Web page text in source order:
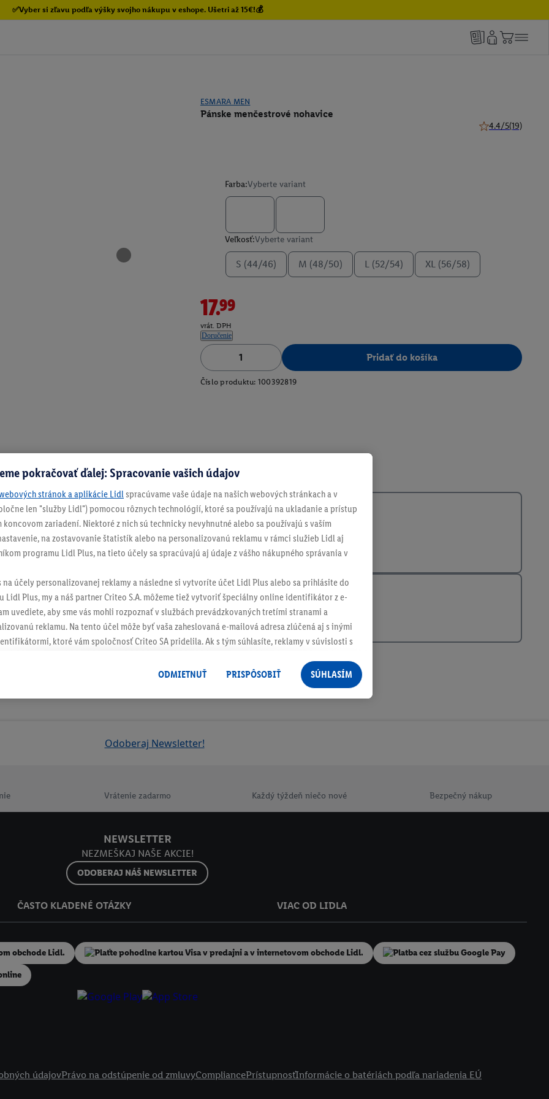
✅Vyber si zľavu podľa výšky svojho nákupu v eshope. Ušetri až 15€!💰
ESMARA MEN
Pánske menčestrové nohavice
4.4/5(19)
Farba:Vyberte variant
Veľkosť:Vyberte variant
S (44/46) M (48/50) L (52/54) XL (56/58)
17.99
vrát. DPH
Doručenie
Pridať do košíka
Číslo produktu: 100392819
Odoberaj Newsletter!
Vrátenie zadarmo Každý týždeň niečo nové Bezpečný nákup
NEWSLETTER
NEZMEŠKAJ NAŠE AKCIE!
ODOBERAJ NÁŠ NEWSLETTER
ČASTO KLADENÉ OTÁZKY VIAC OD LIDLA
údajovPrávo na odstúpenie od zmluvyCompliancePrístupnosťInformácie o batériách podľa nariadenia EÚ
pokračovať ďalej: Spracovanie vašich údajov
stránok a aplikácie Lidl spracúvame vaše údaje na našich webových stránkach a v
len "služby Lidl") pomocou rôznych technológií, ktoré sa používajú na ukladanie a prístup
zariadení. Niektoré z nich sú technicky nevyhnutné alebo sa používajú s vaším
na zostavovanie štatistík alebo na personalizovanú reklamu v rámci služieb Lidl aj
programu Lidl Plus, na tieto účely sa spracúvajú aj údaje z vášho nákupného správania v
účely personalizovanej reklamy a následne si vytvoríte účet Lidl Plus alebo sa prihlásite do
Lidl Plus, my a náš partner Criteo S.A. môžeme tiež vytvoriť špeciálny online identifikátor z e-
uvediete, aby sme vás mohli rozpoznať v službách prevádzkovaných tretími stranami a
reklamu. Na tento účel môže byť vaša zaheslovaná e-mailová adresa zlúčená aj s inými
ktoré vám spoločnosť Criteo SA pridelila. Ak s tým súhlasíte, reklamy v súvislosti s
nie jeho zakúpením), sa môžu zobrazovať aj na rôznych zariadeniach a v rôznych službách
možno priradiť niekoľko koncových zariadení alebo používanie viacerých služieb spoločnosti
e-mailovej adresy a prípadne ďalších identifikátorov/identifikátorov, ktoré má
ODMIETNUŤ PRISPÔSOBIŤ SÚHLASÍM